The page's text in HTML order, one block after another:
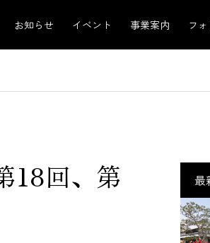
お知らせ イベント 事業案内 フ
18回、第
最